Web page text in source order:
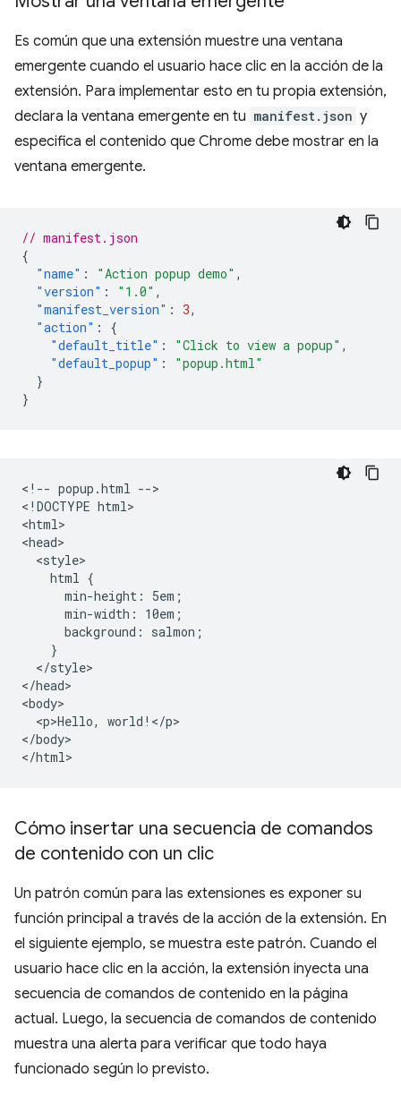
Es común que una extensión muestre una ventana
emergente cuando el usuario hace clic en la acción de la
extensión. Para implementar esto en tu propia extensión,
declara la ventana emergente en tu manifest.json y
especifica el contenido que Chrome debe mostrar en la
ventana emergente.
// manifest.json
{
"name" : "Action popup demo" ,
"version" : "1.0" ,
"manifest_version" : 3,
"action" :
{
"default_title" : "Click to view a popup" ,
"default_popup" :
"popup.html"
}
}
<!-- popup.html -->
<!DOCTYPE html>
<html>
<head>
  <style>
    html {
      min-height: 5em;
      min-width: 10em;
      background: salmon;
    }
  </style>
</head>
<body>
  <p>Hello, world!</p>
</body>
Cómo insertar una secuencia de comandos
de contenido con un clic
Un patrón común para las extensiones es exponer su
función principal a través de la acción de la extensión. En
el siguiente ejemplo, se muestra este patrón. Cuando el
usuario hace clic en la acción, la extensión inyecta una
secuencia de comandos de contenido en la página
actual. Luego, la secuencia de comandos de contenido
muestra una alerta para verificar que todo haya
funcionado según lo previsto.